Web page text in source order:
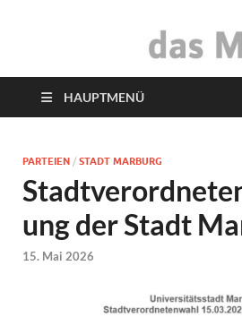
das
HAUPTMENÜ
PARTEIEN / STADT MARBURG
ung der Stadt
15. Mai 2026